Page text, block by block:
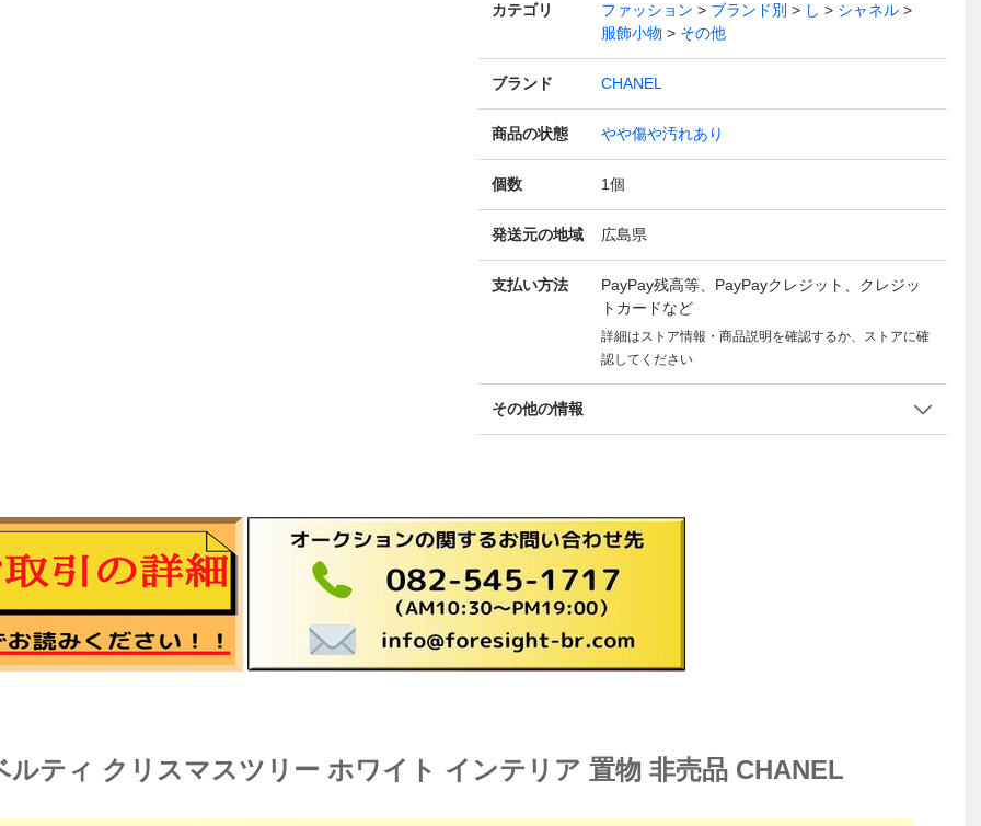
カテゴリ ファッション ブランド別 し
シャネル
服飾小物
その他
ブランド CHANEL
商品の状態 やや傷や汚れあり
個数 1個
発送元の地域 広島県
支払い方法
PayPay残高等、PayPayクレジット、クレジッ
トカードなど
詳細はストア情報・商品説明を確認するか、ストアに確
認してください
その他の情報